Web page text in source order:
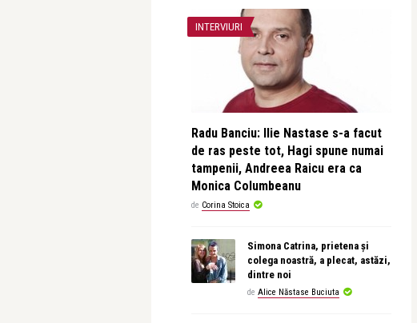
INTERVIURI
Radu Banciu: Ilie Nastase s-a facut
de ras peste tot, Hagi spune numai
tampenii, Andreea Raicu era ca
Monica Columbeanu
de Corina Stoica
Simona Catrina, prietena și
colega noastră, a plecat, astăzi,
dintre noi
de Alice Năstase Buciuta